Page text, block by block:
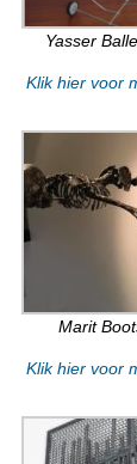
Yasser
Klik hier voor
Marit
Klik hier voor